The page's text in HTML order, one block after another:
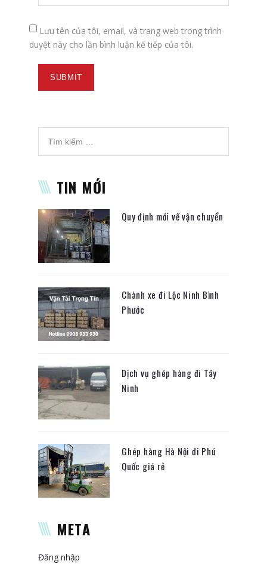
Lưu tên của tôi, email, và trang web trong trình
duyệt này cho lần bình luận kế tiếp của tôi.
TIN MỚI
Quy định mới về vận chuyển
Chành xe đi Lộc Ninh Bình
Phước
Dịch vụ ghép hàng đi Tây
Ninh
Ghép hàng Hà Nội đi Phú
Quốc giá rẻ
META
Đăng nhập